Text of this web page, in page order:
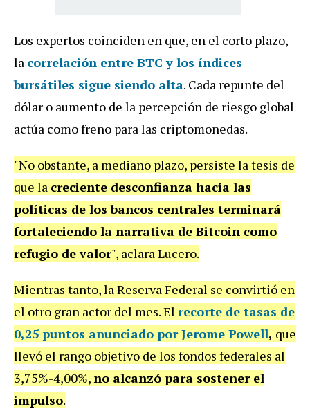
Los expertos coinciden en que, en el corto plazo,
la correlación entre BTC y los índices
bursátiles sigue siendo alta. Cada repunte del
dólar o aumento de la percepción de riesgo global
actúa como freno para las criptomonedas.
"No obstante, a mediano plazo, persiste la tesis de
que la creciente desconfianza hacia las
políticas de los bancos centrales terminará
fortaleciendo la narrativa de Bitcoin como
refugio de valor", aclara Lucero.
Mientras tanto, la Reserva Federal se convirtió en
el otro gran actor del mes. El recorte de tasas de
0,25 puntos anunciado por Jerome Powell, que
llevó el rango objetivo de los fondos federales al
3,75%-4,00%,no alcanzó para sostener el
impulso.